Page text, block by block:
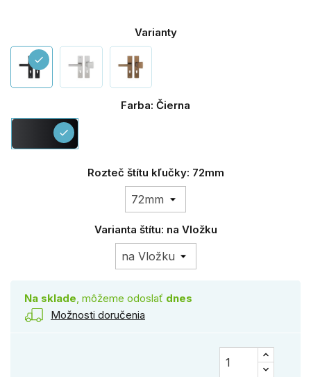
Varianty
check
Farba: Čierna
Čierna
check
Rozteč štítu kľučky: 72mm
Varianta štítu: na Vložku
Na sklade, môžeme odoslať dnes
Možnosti doručenia